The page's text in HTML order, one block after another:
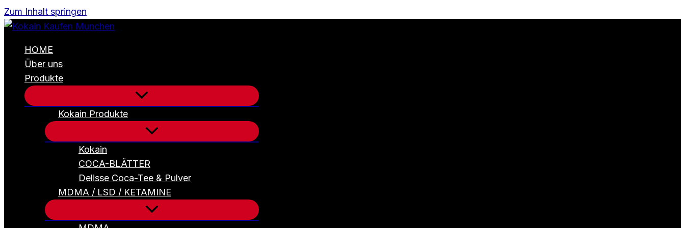
Zum Inhalt springen
HOME
Über uns
Produkte
Kokain Produkte
Kokain
COCA-BLÄTTER
Delisse Coca-Tee & Pulver
MDMA / LSD / KETAMINE